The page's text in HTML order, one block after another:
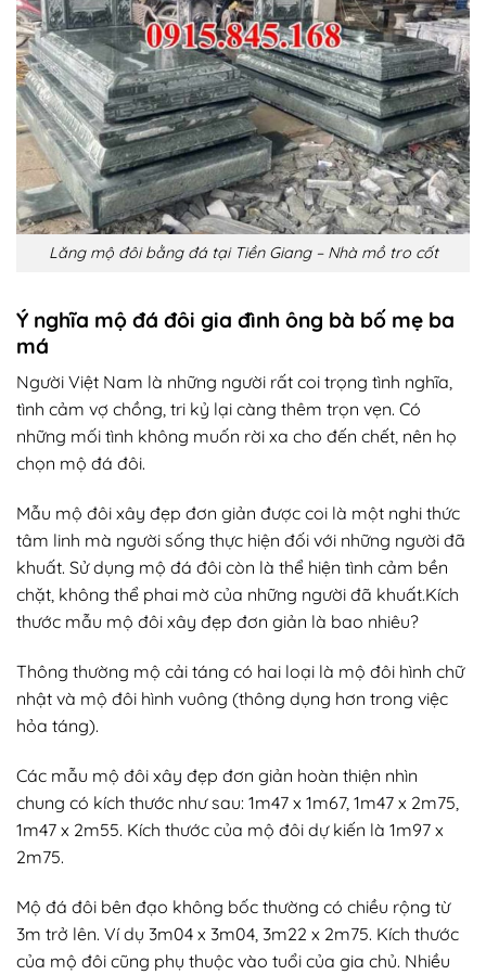
Lăng mộ đôi bằng đá tại Tiền Giang – Nhà mồ tro cốt
Ý nghĩa mộ đá đôi gia đình ông bà bố mẹ ba
má
Người Việt Nam là những người rất coi trọng tình nghĩa,
tình cảm vợ chồng, tri kỷ lại càng thêm trọn vẹn. Có
những mối tình không muốn rời xa cho đến chết, nên họ
chọn mộ đá đôi.
Mẫu mộ đôi xây đẹp đơn giản được coi là một nghi thức
tâm linh mà người sống thực hiện đối với những người đã
khuất. Sử dụng mộ đá đôi còn là thể hiện tình cảm bền
chặt, không thể phai mờ của những người đã khuất.Kích
thước mẫu mộ đôi xây đẹp đơn giản là bao nhiêu?
Thông thường mộ cải táng có hai loại là mộ đôi hình chữ
nhật và mộ đôi hình vuông (thông dụng hơn trong việc
hỏa táng).
Các mẫu mộ đôi xây đẹp đơn giản hoàn thiện nhìn
chung có kích thước như sau: 1m47 x 1m67, 1m47 x 2m75,
1m47 x 2m55. Kích thước của mộ đôi dự kiến ​​là 1m97 x
2m75.
Mộ đá đôi bên đạo không bốc thường có chiều rộng từ
3m trở lên. Ví dụ 3m04 x 3m04, 3m22 x 2m75. Kích thước
của mộ đôi cũng phụ thuộc vào tuổi của gia chủ. Nhiều